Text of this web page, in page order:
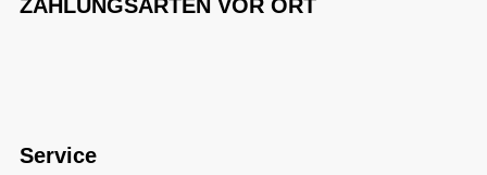
ZAHLUNGSARTEN VOR ORT
Service